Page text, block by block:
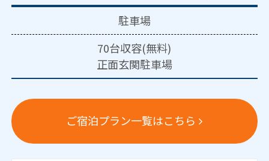
駐車場
70台収容(無料)
正面玄関駐車場
ご宿泊プラン一覧はこちら